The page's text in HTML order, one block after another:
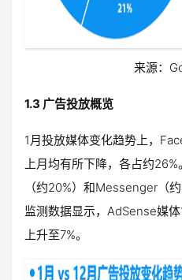
来源：
1.3 广告投放概览
1月投放媒体变化趋势上，
上月均有所下降，各占约
（约20%）和Messenger（
监测数据显示，AdSense媒
上升至7%。